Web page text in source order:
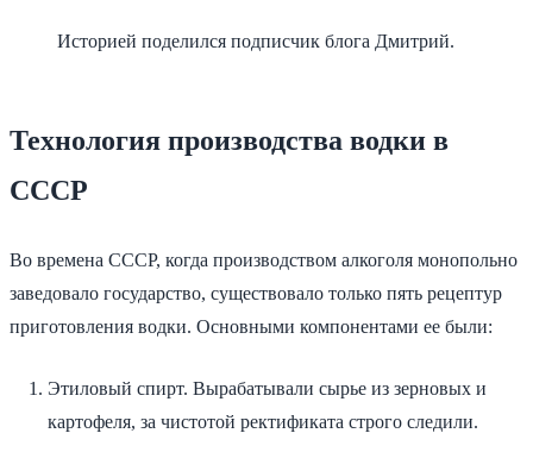
Историей поделился подписчик блога Дмитрий.
Технология производства водки в
СССР
Во времена СССР, когда производством алкоголя монопольно
заведовало государство, существовало только пять рецептур
приготовления водки. Основными компонентами ее были:
Этиловый спирт. Вырабатывали сырье из зерновых и
картофеля, за чистотой ректификата строго следили.